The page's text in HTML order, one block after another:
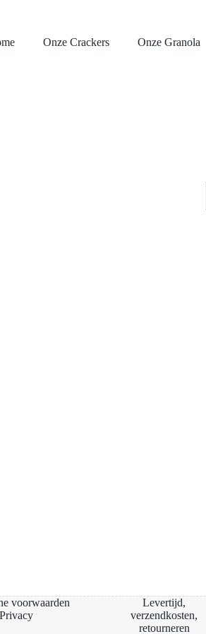
Onze Crackers Onze Granola
voorwaarden
Privacy
Levertijd,
verzendkosten,
retourneren